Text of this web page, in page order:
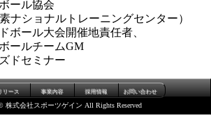
ール協会
ナショナルトレーニングセンター）
ボール大会開催地責任者、
ルチームGM
ドセミナー
リース 事業内容 採用情報 お問い合わせ
株式会社スポーツゲイン All Rights Reserved